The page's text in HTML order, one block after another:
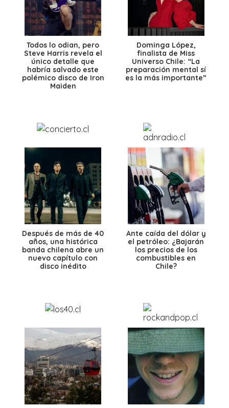
Todos lo odian, pero
Steve Harris revela el
único detalle que
habría salvado este
polémico disco de Iron
Maiden
Dominga López,
finalista de Miss
Universo Chile: “La
preparación mental sí
es la más importante”
Después de más de 40
años, una histórica
banda chilena abre un
nuevo capítulo con
disco inédito
Ante caída del dólar y
el petróleo: ¿Bajarán
los precios de los
combustibles en
Chile?